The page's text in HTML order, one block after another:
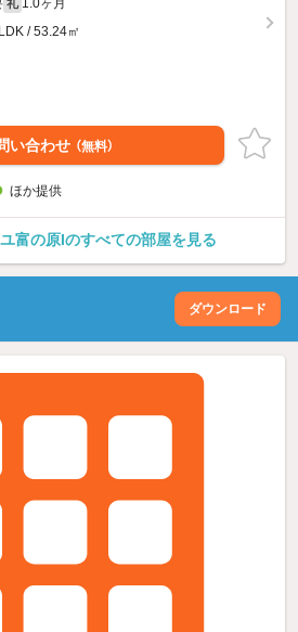
礼 1.0ヶ月
/ 53.24㎡
い合わせ （無料）
ほか提供
富の原Iのすべての部屋を見る
ダウンロード